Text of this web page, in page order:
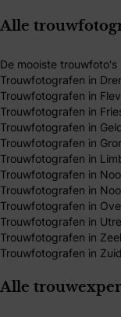
Alle
De mooiste
Trouwfotografen in
Trouwfotografen in
Trouwfotografen in
Trouwfotografen in
Trouwfotografen in
Trouwfotografen in
Trouwfotografen in
Trouwfotografen in
Trouwfotografen in
Trouwfotografen in
Trouwfotografen in
Trouwfotografen in
Alle